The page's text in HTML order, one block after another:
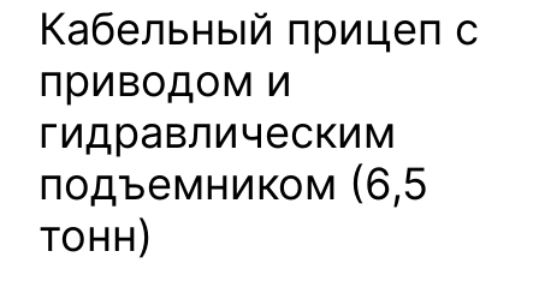
Кабельный прицеп с
приводом и
гидравлическим
подъемником (6,5
тонн)